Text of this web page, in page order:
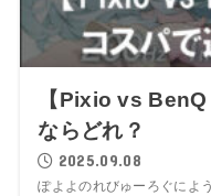
【Pixio vs
ならどれ？
2025.09.08
ぽよよのれびゅーろぐによ